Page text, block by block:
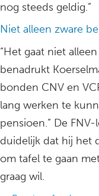
nog steeds geldig.”
Niet alleen zware
“Het gaat niet
benadrukt
bonden CNV en
lang werken te
pensioen.” De
duidelijk dat hij het
om tafel te gaan
graag wil.